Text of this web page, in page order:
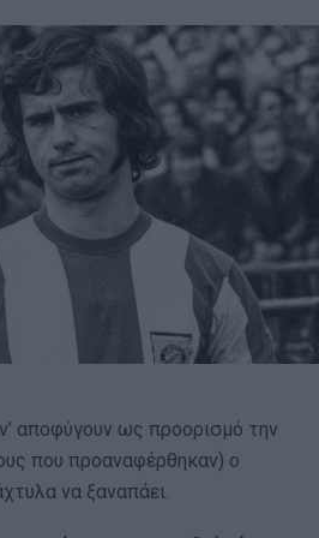
αποφύγουν ως προορισμό την
που προαναφέρθηκαν) ο
να ξαναπάει.